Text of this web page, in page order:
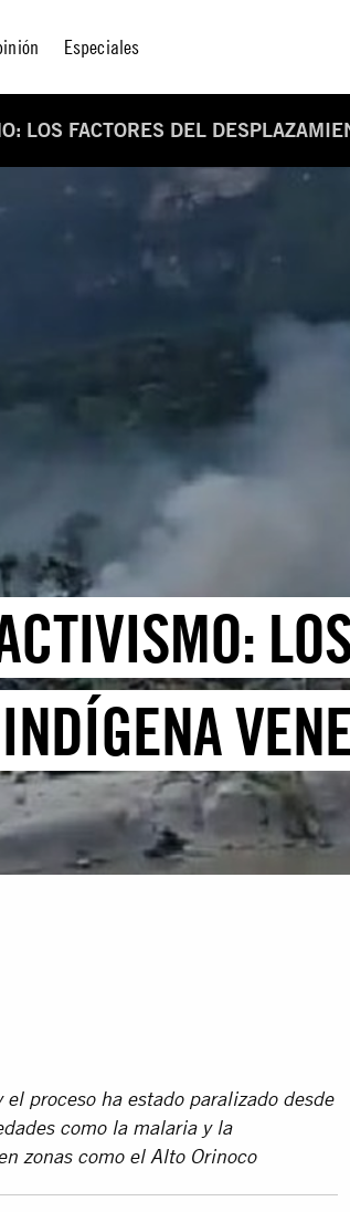
Especiales
LOS FACTORES DEL
proceso ha estado paralizado desde
como la malaria y la
zonas como el Alto Orinoco